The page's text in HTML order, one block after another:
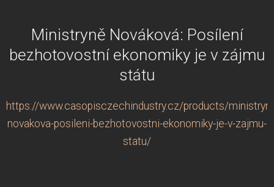
Ministryně Nováková: Posílení
bezhotovostní ekonomiky je v zájmu
státu
https://www.casopisczechindustry.cz/products/
novakova-posileni-bezhotovostni-ekonomiky-je-v-zajmu-
statu/